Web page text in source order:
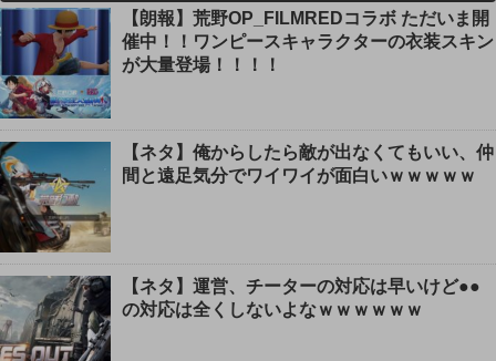
【朗報】荒野OP_FILMREDコラボ ただいま開
催中！！ワンピースキャラクターの衣装スキン
が大量登場！！！！
【ネタ】俺からしたら敵が出なくてもいい、仲
間と遠足気分でワイワイが面白いｗｗｗｗｗ
【ネタ】運営、チーターの対応は早いけど●●
の対応は全くしないよなｗｗｗｗｗｗ